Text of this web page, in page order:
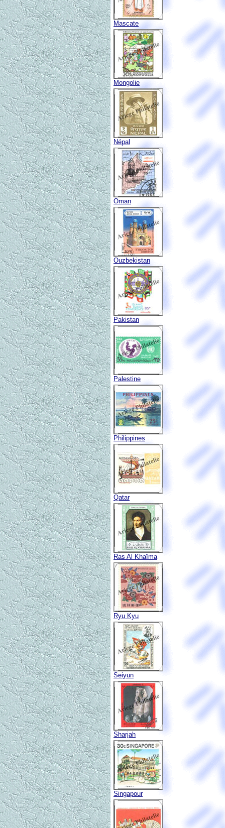
Mascate
Mongolie
Népal
Oman
Ouzbekistan
Pakistan
Palestine
Philippines
Qatar
Ras Al Khaïma
Ryu Kyu
Seiyun
Sharjah
Singapour